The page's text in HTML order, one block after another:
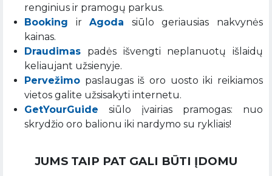
renginius ir pramogų parkus.
Booking irAgoda siūlo geriausias nakvynės
kainas.
Draudimas padės išvengti neplanuotų išlaidų
keliaujant užsienyje.
Pervežimo paslaugas iš oro uosto iki reikiamos
vietos galite užsisakyti internetu.
GetYourGuide siūlo įvairias pramogas: nuo
skrydžio oro balionu iki nardymo su rykliais!
JUMS TAIP PAT GALI BŪTI ĮDOMU